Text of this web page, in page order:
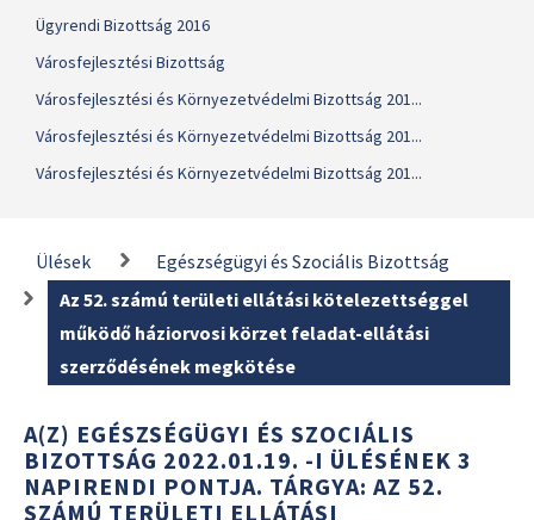
Ügyrendi Bizottság 2016
Városfejlesztési Bizottság
Városfejlesztési és Környezetvédelmi Bizottság 201...
Városfejlesztési és Környezetvédelmi Bizottság 201...
Városfejlesztési és Környezetvédelmi Bizottság 201...
Ülések
Egészségügyi és Szociális Bizottság
Az 52. számú területi ellátási kötelezettséggel
működő háziorvosi körzet feladat-ellátási
szerződésének megkötése
A(Z) EGÉSZSÉGÜGYI ÉS SZOCIÁLIS
BIZOTTSÁG 2022.01.19. -I ÜLÉSÉNEK 3
NAPIRENDI PONTJA. TÁRGYA: AZ 52.
SZÁMÚ TERÜLETI ELLÁTÁSI